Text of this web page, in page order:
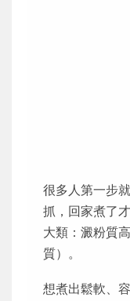
很多人第一步
抓，回家煮了
大類：澱粉質
質）。
想煮出鬆軟、